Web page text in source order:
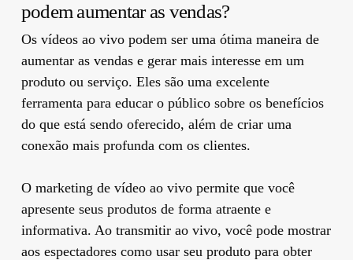
podem aumentar as vendas?
Os vídeos ao vivo podem ser uma ótima maneira de
aumentar as vendas e gerar mais interesse em um
produto ou serviço. Eles são uma excelente
ferramenta para educar o público sobre os benefícios
do que está sendo oferecido, além de criar uma
conexão mais profunda com os clientes.
O marketing de vídeo ao vivo permite que você
apresente seus produtos de forma atraente e
informativa. Ao transmitir ao vivo, você pode mostrar
aos espectadores como usar seu produto para obter